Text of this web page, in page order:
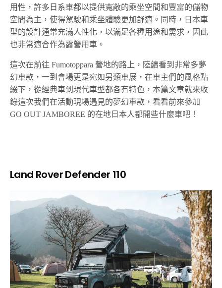
用性，許多日系車都以提供寬敞的乘坐空間和豐富的儲物
空間為主，使得駕駛和乘坐體驗更加舒適。同時，日本車
型的設計通常充滿人性化，以滿足各種用途和需求，因此
也非常適合作為露營用車。
這次在前往 Fumotoppara 營地的路上，陸續看到非常多夢
幻車款，一到會場更是宛如另類車展，在車主們的風格點
綴下，從經典車到現代車型都各有特色，本篇文章就來收
錄這次我們在活動現場遇見的夢幻車款，看看前來參加
GO OUT JAMBOREE 的在地日本人都開些什麼車吧！
Land Rover Defender 110